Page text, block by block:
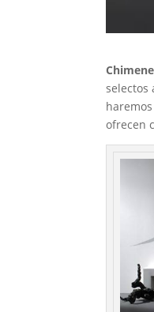
selectos
ofrecen